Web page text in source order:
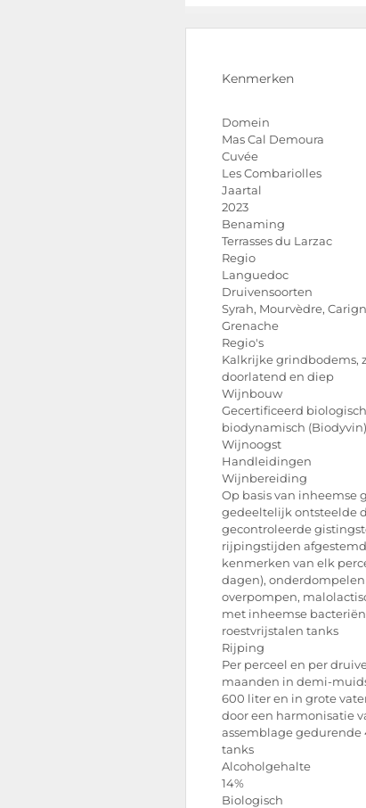
Kenmerken
Domein
Mas Cal Demoura
Cuvée
Les Combariolles
Jaartal
2023
Benaming
Terrasses du Larzac
Regio
Languedoc
Druivensoorten
Syrah, Mourvèdre,
Grenache
Regio's
Kalkrijke grindbodems,
doorlatend en diep
Wijnbouw
Gecertificeerd
biodynamisch (Biodyvin)
Wijnoogst
Handleidingen
Wijnbereiding
Op basis van inheemse
gedeeltelijk ontsteelde
gecontroleerde
rijpingstijden
kenmerken van elk
dagen), onderdompelen
overpompen,
met inheemse
roestvrijstalen tanks
Rijping
Per perceel en per
maanden in demi-
600 liter en in grote
door een harmonisatie
assemblage gedurende
tanks
Alcoholgehalte
14%
Biologisch